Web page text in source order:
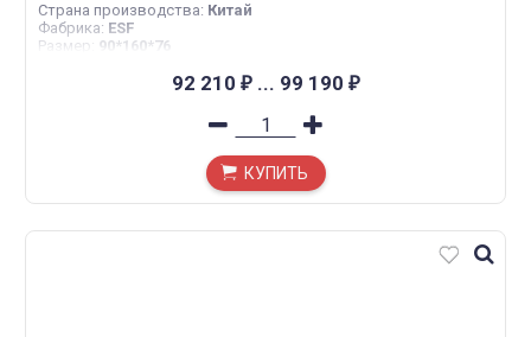
Страна производства: Китай
Фабрика: ESF
Размер : 90*160*76
92 210 ₽... 99 190 ₽
КУПИТЬ